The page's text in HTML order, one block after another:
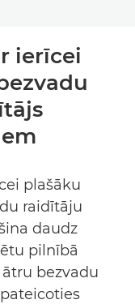
ierīcei
plašāku
raidītāju
daudz
pilnībā
bezvadu